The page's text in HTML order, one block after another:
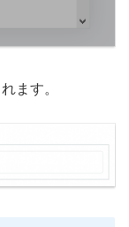
ます。